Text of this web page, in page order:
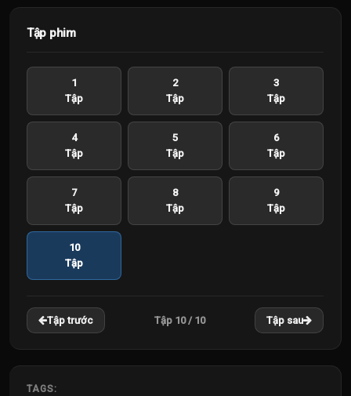
Tập phim
1
Tập
2
Tập
3
Tập
4
Tập
5
Tập
6
Tập
7
Tập
8
Tập
9
Tập
10
Tập
Tập trước Tập 10 / 10 Tập sau
TAGS: